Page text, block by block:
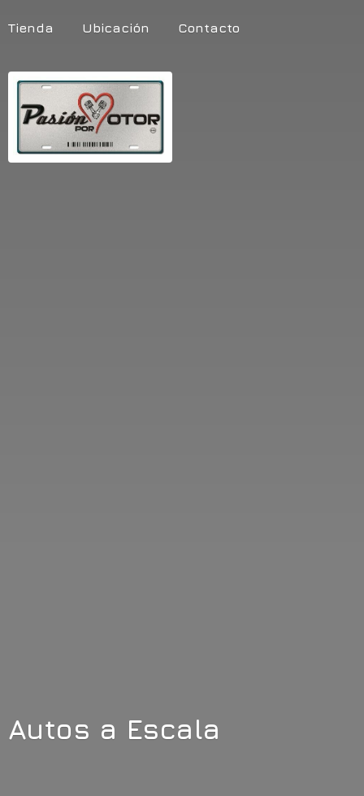
Tienda Ubicación Contacto
Autos a Escala